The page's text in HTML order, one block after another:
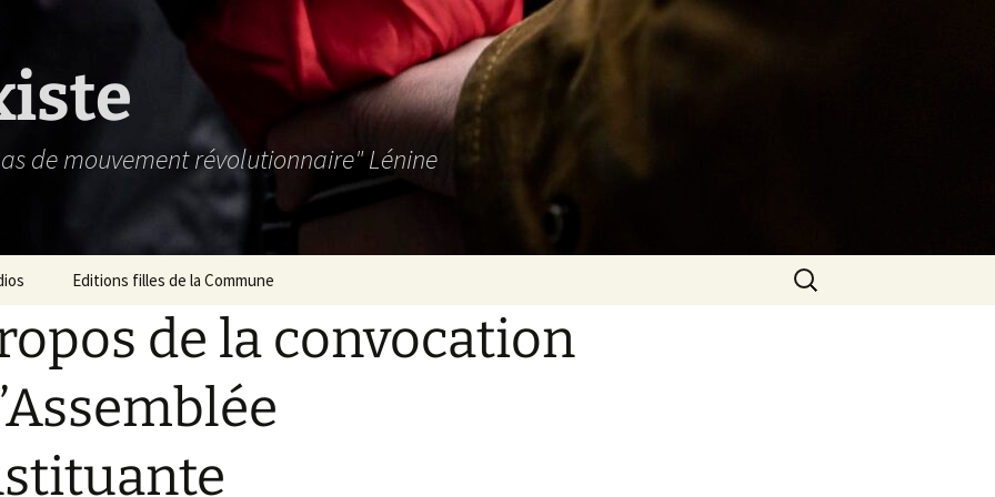
de mouvement révolutionnaire" Lénine
Editions filles de la Commune Rechercher :
de la convocation